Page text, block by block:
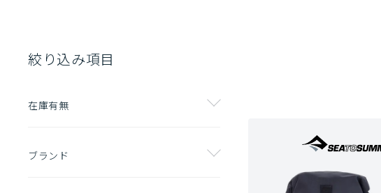
絞り込み項目
在庫有無
ブランド